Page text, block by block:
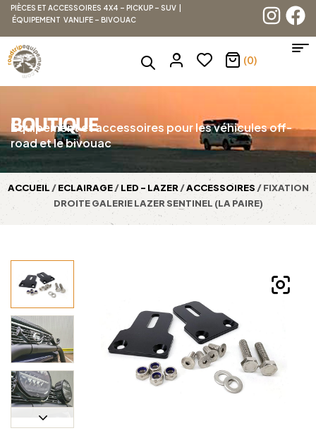
PIÈCES ET ACCESSOIRES 4X4 – PICKUP – SUV |
ÉQUIPEMENT VANLIFE – BIVOUAC
(0)
BOUTIQUE
Équipement et accessoires pour les véhicules off-
road et le bivouac
ACCUEIL /ECLAIRAGE/LED - LAZER /ACCESSOIRES / FIXATION
DROITE GALERIE LAZER SENTINEL (LA PAIRE)